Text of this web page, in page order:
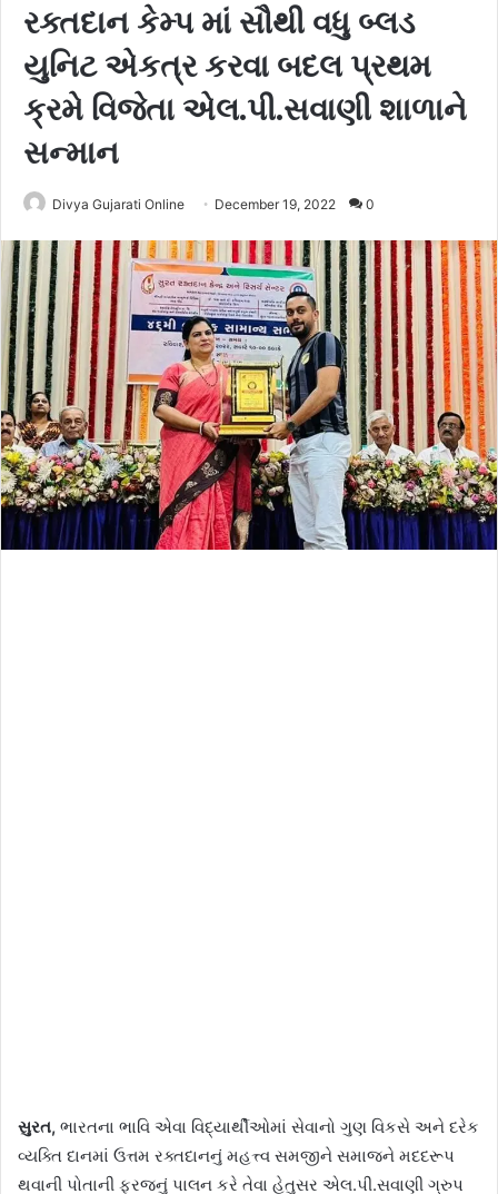
રક્તદાન કેમ્પ માં સૌથી વધુ બ્લડ
યુનિટ એકત્ર કરવા બદલ પ્રથમ
ક્રમે વિજેતા એલ.પી.સવાણી શાળાને
સન્માન
Divya Gujarati Online December 19, 2022 0
સુરત, ભારતના ભાવિ એવા વિદ્યાર્થીઓમાં સેવાનો ગુણ વિકસે અને દરેક
વ્યક્તિ દાનમાં ઉત્તમ રક્તદાનનું મહત્ત્વ સમજીને સમાજને મદદરૂપ
થવાની પોતાની ફરજનું પાલન કરે તેવા હેતુસર એલ.પી.સવાણી ગ્રુપ